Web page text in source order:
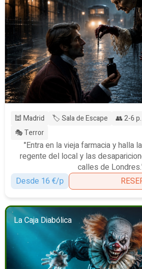
🕍 Madrid 🏷️ Sala de Escape 👥 2-6 p.
🎭 Terror
"Entra en la vieja farmacia y halla
regente del local y las
calles de
Desde 16 €/p
La Caja Diabólica